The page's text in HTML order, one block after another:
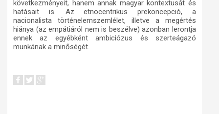
következményeit, hanem annak magyar kontextusát és
hatásait is. Az etnocentrikus prekoncepció, a
nacionalista történelemszemlélet, illetve a megértés
hiánya (az empátiáról nem is beszélve) azonban lerontja
ennek az egyébként ambiciózus és szerteágazó
munkának a minőségét.